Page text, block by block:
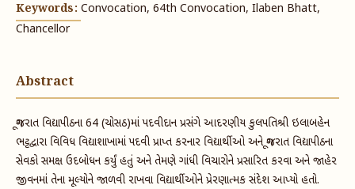
Keywords: Convocation, 64th Convocation, Ilaben Bhatt,
Chancellor
Abstract
ગૂજરાત વિદ્યાપીઠના 64 (ચોસઠ)માં પદવીદાન પ્રસંગે આદરણીય કુલપતિશ્રી ઇલાબહેન
ભટ્ટદ્વારા વિવિધ વિદ્યાશાખામાં પદવી પ્રાપ્ત કરનાર વિદ્યાર્થીઓ અને ગૂજરાત વિદ્યાપીઠના
સેવકો સમક્ષ ઉદબોધન કર્યું હતું અને તેમણે ગાંધી વિચારોને પ્રસારિત કરવા અને જાહેર
જીવનમાં તેના મૂલ્યોને જાળવી રાખવા વિદ્યાર્થીઓને પ્રેરણાત્મક સંદેશ આપ્યો હતો.